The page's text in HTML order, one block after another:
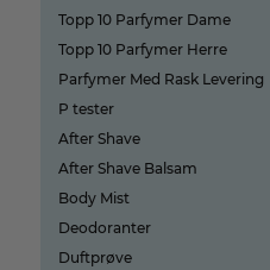
Topp 10 Parfymer Dame
Topp 10 Parfymer Herre
Parfymer Med Rask Levering
P tester
After Shave
After Shave Balsam
Body Mist
Deodoranter
Duftprøve